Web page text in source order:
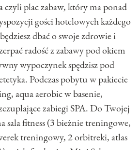
plac zabaw, który ma ponad
gości hotelowych każdego
dbać o swoje zdrowie i
radość z zabawy pod okiem
wypoczynek spędzisz pod
Podczas pobytu w pakiecie
aqua aerobic w basenie,
zabiegi SPA. Do Twojej
sala fitness (3 bieżnie treningowe,
treningowy, 2 orbitreki, atlas